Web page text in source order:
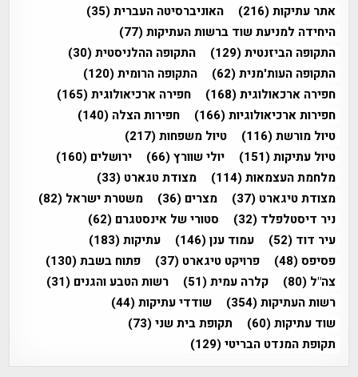
אתר עתיקות(216) האוניברסיטה העברית(35)
היחידה למניעת שוד ברשות העתיקות(77)
התקופה הביזנטית(129) התקופה ההלניסטית(30)
התקופה העות'מנית(62) התקופה הרומית(120)
חפירה ארכאולוגית(168) חפירה ארכיאולוגית(165)
חפירות ארכיאולוגיות(166) חפירות הצלה (140)
טיול מורשת(116) טיול משפחות(217)
טיול עתיקות(151) יולי שוורץ(66) ירושלים (160)
מלחמת העצמאות(114) מצודת טגארט (33)
מצודת טיגארט (37) מצרים (36) משטרת ישראל (82)
ניר דיסטלפלד (32) סטורי של אינסטגרם (62)
עיר דוד (52) עמוד ענן(146) עתיקות(183)
פסיפס(48) פרויקט טיגארט (37) פתוח בשבת(130)
צה"ל (80) קלרה עמית(51) רשות הטבע והגנים (31)
רשות העתיקות(354) שודדי עתיקות(44)
שוד עתיקות(60) תקופת בית שני(73)
תקופת המנדט הבריטי(129)